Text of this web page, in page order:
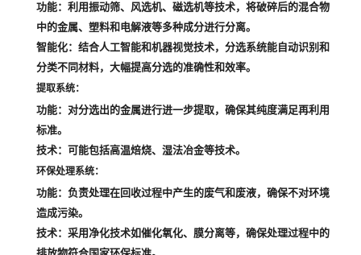
功能：利用振动筛、风选机、磁选机等技术，将破碎后的混合物
中的金属、塑料和电解液等多种成分进行分离。
智能化：结合人工智能和机器视觉技术，分选系统能自动识别和
分类不同材料，大幅提高分选的准确性和效率。
提取系统：
功能：对分选出的金属进行进一步提取，确保其纯度满足再利用
标准。
技术：可能包括高温焙烧、湿法冶金等技术。
环保处理系统：
功能：负责处理在回收过程中产生的废气和废液，确保不对环境
造成污染。
技术：采用净化技术如催化氧化、膜分离等，确保处理过程中的